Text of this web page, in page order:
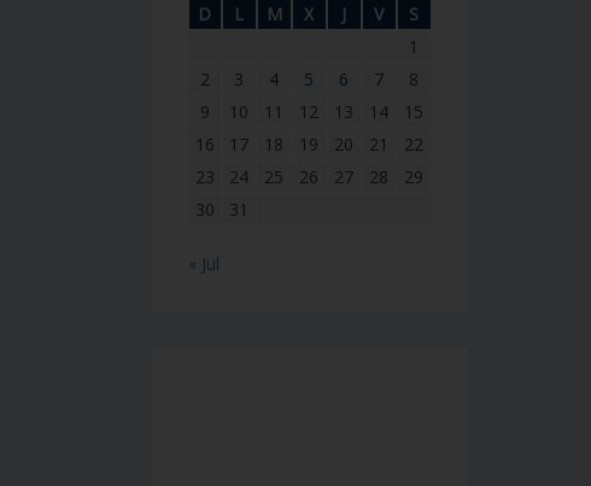
D L M X J V
S
1
2
3 4 5 6 7
8
9
10 11 12 13 14
15
16
17 18 19 20 21
22
23
24 25 26 27 28
29
30
31
« Jul